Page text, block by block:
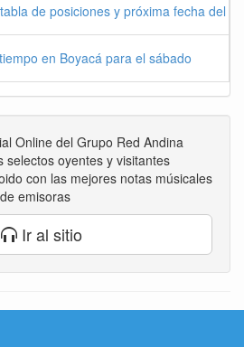
de posiciones y próxima fecha del
en Boyacá para el sábado
Online del Grupo Red Andina
selectos oyentes y visitantes
con las mejores notas músicales
emisoras
Ir al sitio